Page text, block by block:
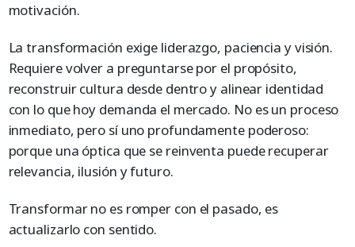
motivación.
La transformación exige liderazgo, paciencia y visión.
Requiere volver a preguntarse por el propósito,
reconstruir cultura desde dentro y alinear identidad
con lo que hoy demanda el mercado. No es un proceso
inmediato, pero sí uno profundamente poderoso:
porque una óptica que se reinventa puede recuperar
relevancia, ilusión y futuro.
Transformar no es romper con el pasado, es
actualizarlo con sentido.